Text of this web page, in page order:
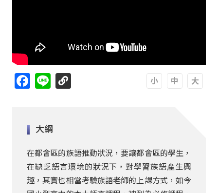
Facebook
Line
大綱
在都會區的族語推動狀況，要讓都會區的學生，
在缺乏語言環境的狀況下，對學習族語產生興
趣，其實也相當考驗族語老師的上課方式，如今